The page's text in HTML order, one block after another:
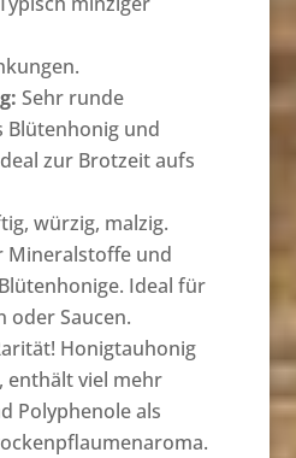
Sehr runde
Blütenhonig und
zur Brotzeit aufs
würzig, malzig.
Mineralstoffe und
Ideal für
oder Saucen.
Honigtauhonig
enthält viel mehr
Polyphenole als